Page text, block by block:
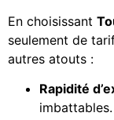
En choisissant
seulement de
autres atouts :
Rapidité
imbattables.